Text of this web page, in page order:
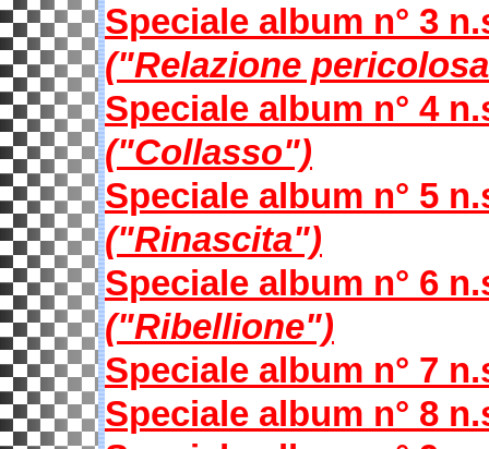
Speciale album n°
("Relazione
Speciale album n°
("Collasso")
Speciale album n°
("Rinascita")
Speciale album n°
("Ribellione")
Speciale album n° 7
Speciale album n° 8